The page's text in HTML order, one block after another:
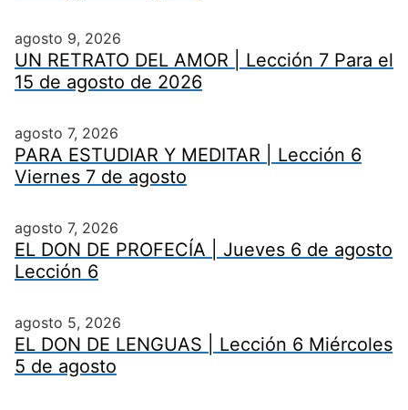
agosto 9, 2026
UN RETRATO DEL AMOR | Lección 7 Para el
15 de agosto de 2026
agosto 7, 2026
PARA ESTUDIAR Y MEDITAR | Lección 6
Viernes 7 de agosto
agosto 7, 2026
EL DON DE PROFECÍA | Jueves 6 de agosto
Lección 6
agosto 5, 2026
EL DON DE LENGUAS | Lección 6 Miércoles
5 de agosto